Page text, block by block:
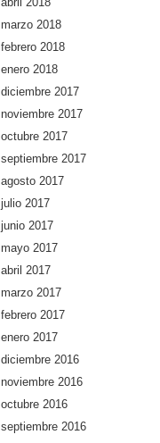
marzo 2018
febrero 2018
enero 2018
diciembre 2017
noviembre 2017
octubre 2017
septiembre 2017
agosto 2017
julio 2017
junio 2017
mayo 2017
abril 2017
marzo 2017
febrero 2017
enero 2017
diciembre 2016
noviembre 2016
octubre 2016
septiembre 2016